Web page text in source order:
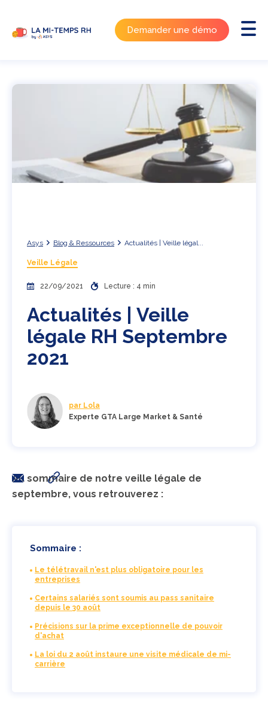
Demander une démo
Asys Blog & Ressources Actualités | Veille légal...
Veille Légale
22/09/2021 Lecture : 4 min
Actualités | Veille
légale RH Septembre
2021
par Lola
Experte GTA Large Market & Santé
Au sommaire de notre veille légale de
septembre, vous retrouverez :
Sommaire :
Le télétravail n'est plus obligatoire pour les
entreprises
Certains salariés sont soumis au pass sanitaire
depuis le 30 août
Précisions sur la prime exceptionnelle de pouvoir
d'achat
La loi du 2 août instaure une visite médicale de mi-
carrière